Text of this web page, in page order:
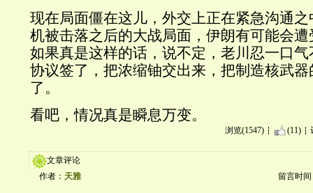
现在局面僵在这儿，外交上正在紧急沟通
机被击落之后的大战局面，伊朗有可能会
如果真是这样的话，说不定，老川忍一口
协议签了，把浓缩铀交出来，把制造核武
了。
看吧，情况真是瞬息万变。
浏览(1547) (11)
文章评论
作者： 天雅 留言时间